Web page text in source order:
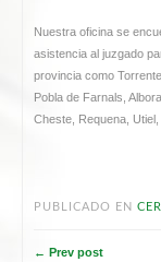
Nuestra oficina se
asistencia al juzgado
provincia como
Pobla de Farnals,
Cheste, Requena, Utiel,
PUBLICADO EN
← Prev post